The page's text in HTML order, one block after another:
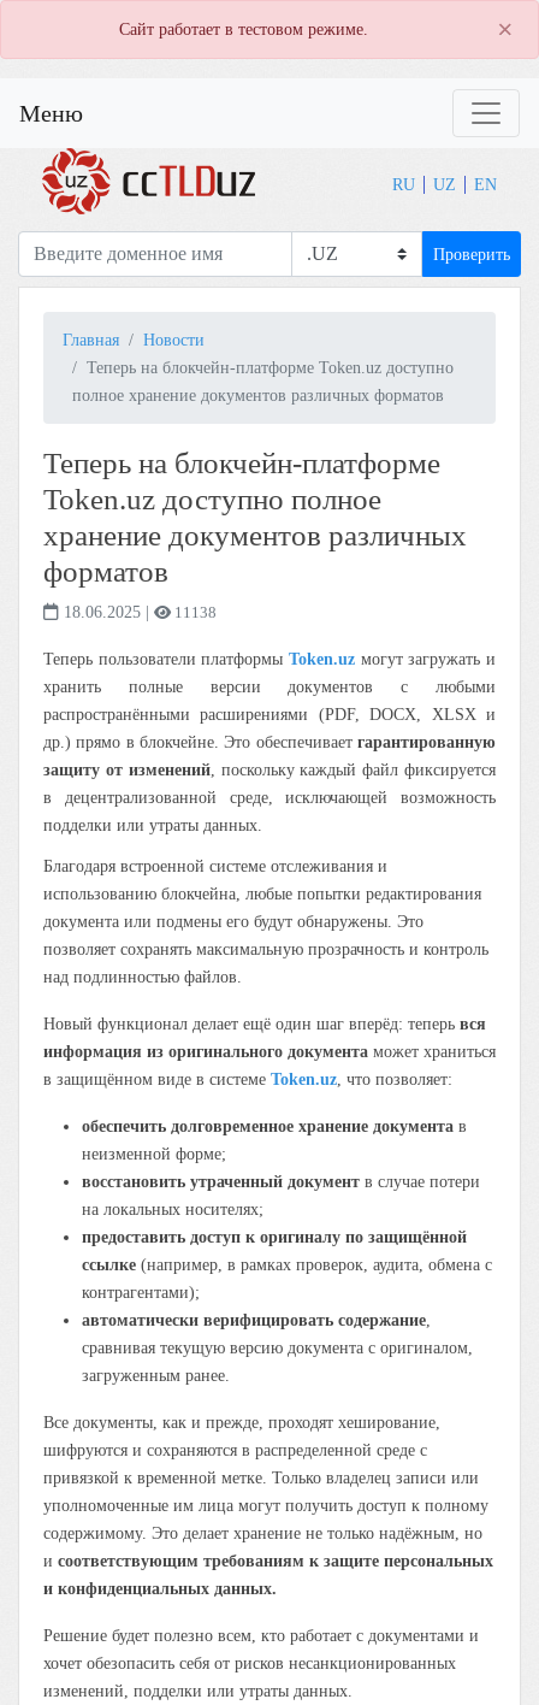
Сайт работает в тестовом режиме. ×
Меню
RU UZ EN
Проверить
Главная
Новости
Теперь на блокчейн-платформе Token.uz доступно
полное хранение документов различных форматов
Теперь на блокчейн-платформе
Token.uz доступно полное
хранение документов различных
форматов
18.06.2025 | 11138
Теперь пользователи платформы Token.uz могут загружать и
хранить полные версии документов с любыми
распространёнными расширениями (PDF, DOCX, XLSX и
др.) прямо в блокчейне. Это обеспечивает гарантированную
защиту от изменений, поскольку каждый файл фиксируется
в децентрализованной среде, исключающей возможность
подделки или утраты данных.
Благодаря встроенной системе отслеживания и
использованию блокчейна, любые попытки редактирования
документа или подмены его будут обнаружены. Это
позволяет сохранять максимальную прозрачность и контроль
над подлинностью файлов.
Новый функционал делает ещё один шаг вперёд: теперь вся
информация из оригинального документа может храниться
в защищённом виде в системе Token.uz , что позволяет:
обеспечить долговременное хранение документа в
неизменной форме;
восстановить утраченный документ в случае потери
на локальных носителях;
предоставить доступ к оригиналу по защищённой
ссылке (например, в рамках проверок, аудита, обмена с
контрагентами);
автоматически верифицировать содержание
сравнивая текущую версию документа с оригиналом,
загруженным ранее.
Все документы, как и прежде, проходят хеширование,
шифруются и сохраняются в распределенной среде с
привязкой к временной метке. Только владелец записи или
уполномоченные им лица могут получить доступ к полному
содержимому. Это делает хранение не только надёжным, но
и соответствующим требованиям к защите персональных
и конфиденциальных данных.
Решение будет полезно всем, кто работает с документами и
хочет обезопасить себя от рисков несанкционированных
изменений, подделки или утраты данных.